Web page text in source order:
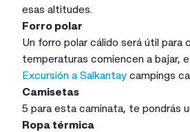
esas altitudes.
Forro polar
Un forro polar cálido será útil para
temperaturas comiencen a bajar,
Excursión a Salkantay campings
Camisetas
5 para esta caminata, te pondrás
Ropa térmica